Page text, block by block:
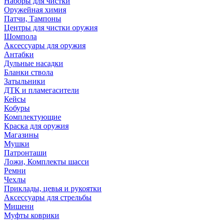
Оружейная химия
Патчи, Тампоны
Центры для чистки оружия
Шомпола
Аксессуары для оружия
Антабки
Дульные насадки
Бланки ствола
Затыльники
ДТК и пламегасители
Кейсы
Кобуры
Комплектующие
Краска для оружия
Магазины
Мушки
Патронташи
Ложи, Комплекты шасси
Ремни
Чехлы
Приклады, цевья и рукоятки
Аксессуары для стрельбы
Мишени
Муфты коврики